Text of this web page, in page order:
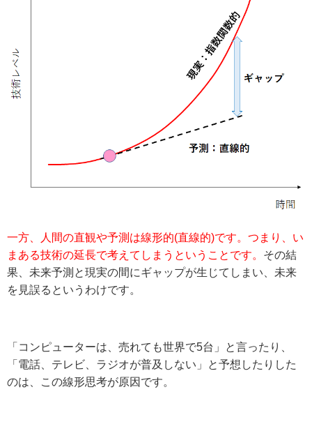
一方、人間の直観や予測は線形的(直線的)です。つまり、い
まある技術の延長で考えてしまうということです。 その結
果、未来予測と現実の間にギャップが生じてしまい、未来
を見誤るというわけです。
「コンピューターは、売れても世界で5台」と言ったり、
「電話、テレビ、ラジオが普及しない」と予想したりした
のは、この線形思考が原因です。